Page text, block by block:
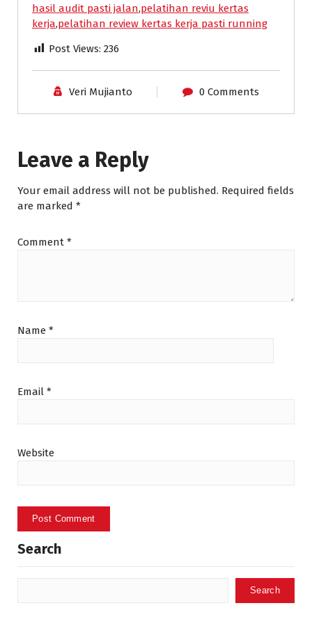
hasil audit pasti jalan,pelatihan reviu kertas
kerja,pelatihan review kertas kerja pasti running
Post Views: 236
Veri Mujianto 0 Comments
Leave a Reply
Your email address will not be published. Required fields
are marked *
Comment *
Name *
Email *
Website
Search
Search